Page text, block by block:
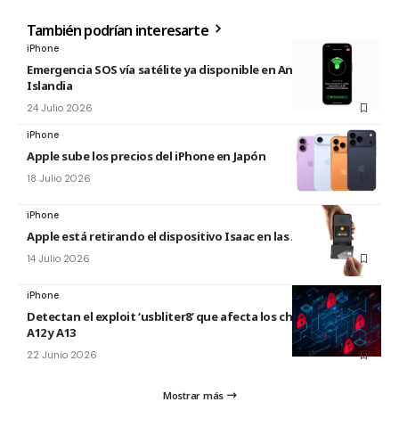
También podrían interesarte
iPhone
Emergencia SOS vía satélite ya disponible en Andorra e
Islandia
24 Julio 2026
iPhone
Apple sube los precios del iPhone en Japón
18 Julio 2026
iPhone
Apple está retirando el dispositivo Isaac en las Apple Store
14 Julio 2026
iPhone
Detectan el exploit ‘usbliter8’ que afecta los chips de Apple
A12 y A13
22 Junio 2026
Mostrar más